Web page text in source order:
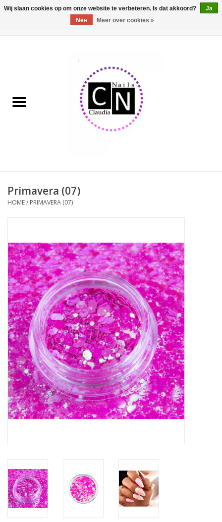
Pedicure producten
Acrylpoeder
Apparatuur
Meubilair
Gellak
NailArt Producten
Startpakketten
NIEUW! MBS Producten
Beauty Producten
Hema free line/Hypoallergenic
Primavera (07)
HOME/ PRIMAVERA (07)
Wij slaan cookies op om onze website te verbeteren. Is dat akkoord?
Ja
Nee
Meer over cookies »